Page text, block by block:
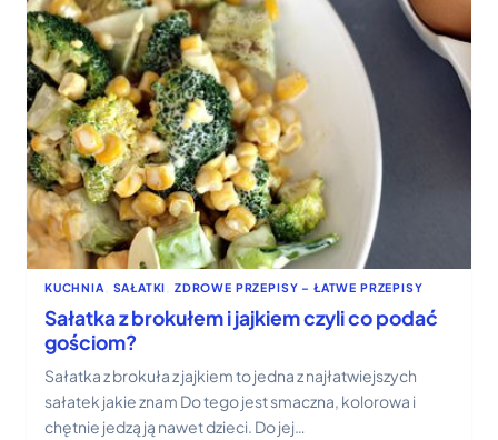
KUCHNIA SAŁATKI ZDROWE PRZEPISY – ŁATWE PRZEPISY
Sałatka z brokułem i jajkiem czyli co podać
gościom?
Sałatka z brokuła z jajkiem to jedna z najłatwiejszych
sałatek jakie znam Do tego jest smaczna, kolorowa i
chętnie jedzą ją nawet dzieci. Do jej…